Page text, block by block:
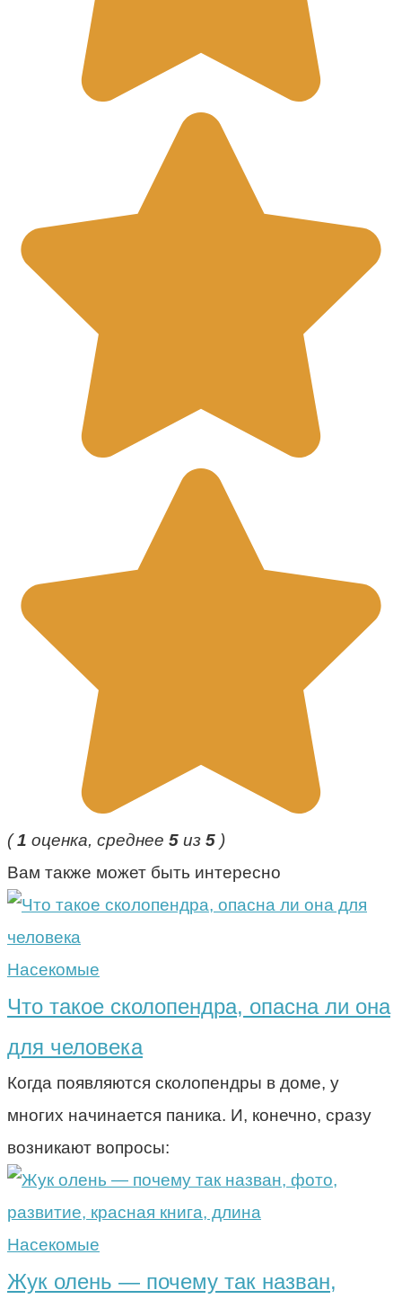
(1 оценка, среднее 5 из 5 )
Вам также может быть интересно
Насекомые
Что такое сколопендра, опасна ли она
для человека
Когда появляются сколопендры в доме, у
многих начинается паника. И, конечно, сразу
возникают вопросы:
Насекомые
Жук олень — почему так назван,